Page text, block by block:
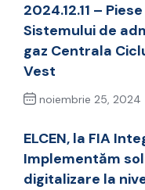
2024.12.11 –
Sistemului de
gaz Centrala
Vest
noiembrie 25, 2024
ELCEN, la FIA
Implementăm
digitalizare la